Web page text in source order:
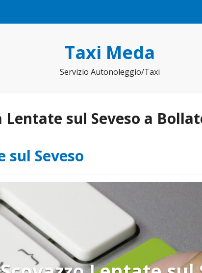
Taxi Meda
Servizio Autonoleggio/Taxi
sul Seveso a
sul Seveso